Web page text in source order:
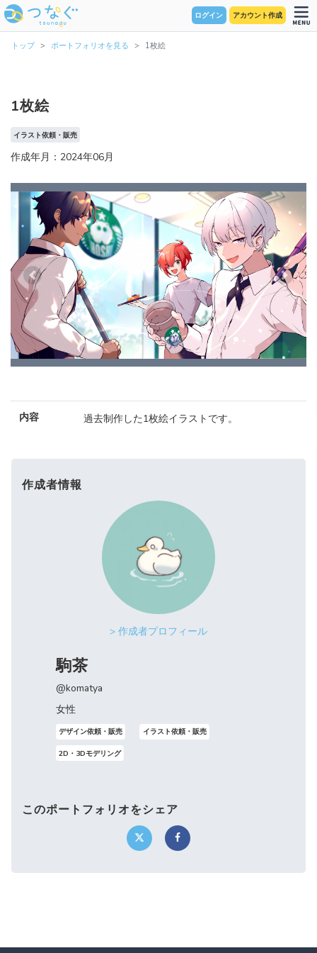
ログイン アカウント作成
トップ ポートフォリオを見る 1枚絵
1枚絵
イラスト依頼・販売
作成年月：2024年06月
Previous Next
内容 過去制作した1枚絵イラストです。
作成者情報
> 作成者プロフィール
駒茶
@komatya
女性
デザイン依頼・販売 イラスト依頼・販売
2D・3Dモデリング
このポートフォリオをシェア